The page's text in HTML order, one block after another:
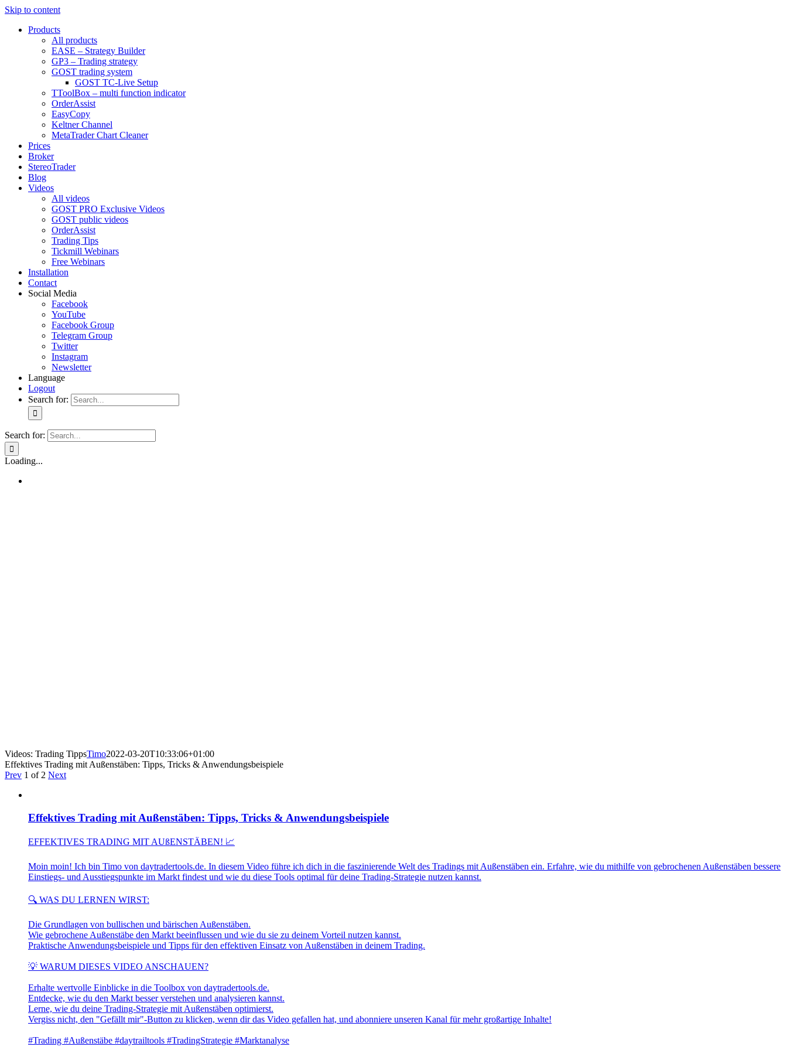
Skip to content
Products
All products
EASE – Strategy Builder
GP3 – Trading strategy
GOST trading system
GOST TC-Live Setup
TToolBox – multi function indicator
OrderAssist
EasyCopy
Keltner Channel
MetaTrader Chart Cleaner
Prices
Broker
StereoTrader
Blog
Videos
All videos
GOST PRO Exclusive Videos
GOST public videos
OrderAssist
Trading Tips
Tickmill Webinars
Free Webinars
Installation
Contact
Social Media
Facebook
YouTube
Facebook Group
Telegram Group
Twitter
Instagram
Newsletter
Language
Logout
Search for:
Search for:
Loading...
Videos: Trading TippsTimo2022-03-20T10:33:06+01:00
Effektives Trading mit Außenstäben: Tipps, Tricks & Anwendungsbeispiele
Prev 1 of 2 Next
Effektives Trading mit Außenstäben: Tipps, Tricks & Anwendungsbeispiele
EFFEKTIVES TRADING MIT AUßENSTÄBEN! 📈
Moin moin! Ich bin Timo von daytradertools.de. In diesem Video führe ich dich in die faszinierende Welt des Tradings mit Außenstäben ein. Erfahre, wie du mithilfe von gebrochenen Außenstäben bessere
Einstiegs- und Ausstiegspunkte im Markt findest und wie du diese Tools optimal für deine Trading-Strategie nutzen kannst.
🔍 WAS DU LERNEN WIRST:
Die Grundlagen von bullischen und bärischen Außenstäben.
Wie gebrochene Außenstäbe den Markt beeinflussen und wie du sie zu deinem Vorteil nutzen kannst.
Praktische Anwendungsbeispiele und Tipps für den effektiven Einsatz von Außenstäben in deinem Trading.
💡 WARUM DIESES VIDEO ANSCHAUEN?
Erhalte wertvolle Einblicke in die Toolbox von daytradertools.de.
Entdecke, wie du den Markt besser verstehen und analysieren kannst.
Lerne, wie du deine Trading-Strategie mit Außenstäben optimierst.
Vergiss nicht, den "Gefällt mir"-Button zu klicken, wenn dir das Video gefallen hat, und abonniere unseren Kanal für mehr großartige Inhalte!
#Trading #Außenstäbe #daytrailtools #TradingStrategie #Marktanalyse